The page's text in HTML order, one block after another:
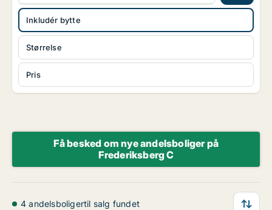
Størrelse
Pris
Inkludér bytte
Få besked om nye andelsboliger på
Frederiksberg C
4 andelsboligertil salg fundet